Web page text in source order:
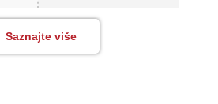
Saznajte više